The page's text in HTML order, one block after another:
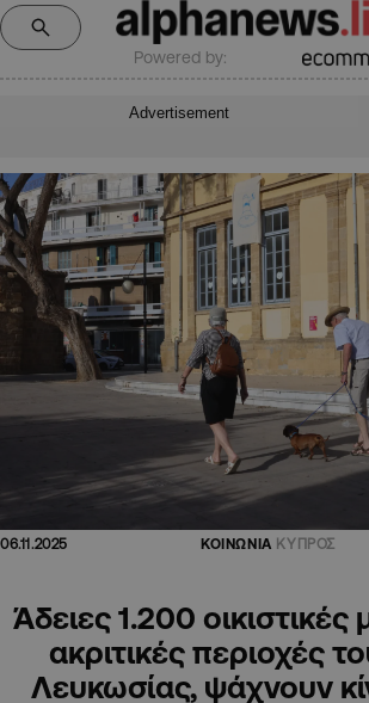
Powered by:
Advertisement
06.11.2025 ΚΟΙΝΩΝΙΑ ΚΥΠΡΟΣ
Άδειες 1.200
ακριτικές περιοχές
Λευκωσίας, ψάχνουν